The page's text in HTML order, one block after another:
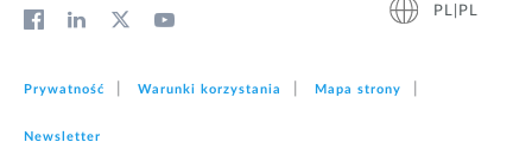
PL|PL
Prywatność Warunki korzystania Mapa strony
Newsletter